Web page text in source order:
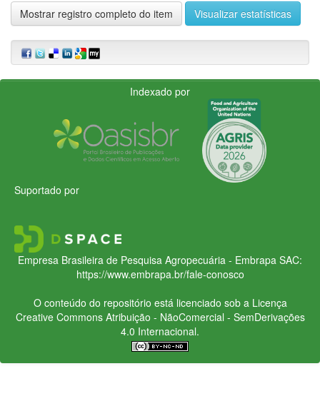
Mostrar registro completo do item Visualizar estatísticas
Indexado por
Suportado por
Empresa Brasileira de Pesquisa Agropecuária - Embrapa SAC:
https://www.embrapa.br/fale-conosco
O conteúdo do repositório está licenciado sob a Licença
Creative CommonsAtribuição - NãoComercial - SemDerivações
4.0 Internacional.